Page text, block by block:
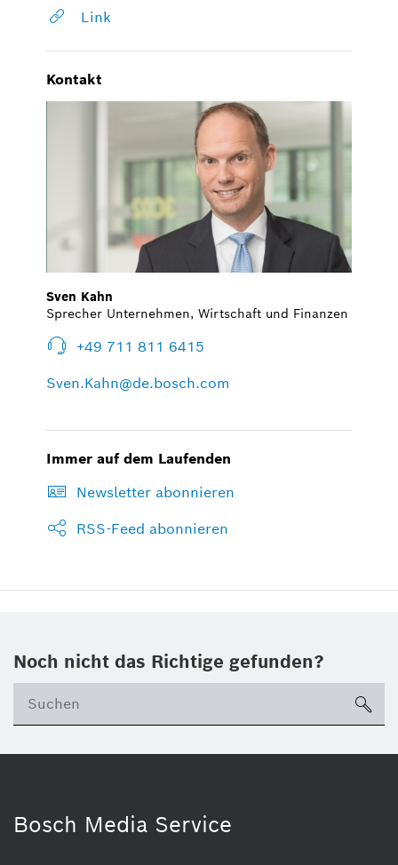
Link
Kontakt
Sven Kahn
Sprecher Unternehmen, Wirtschaft und Finanzen
+49 711 811 6415
Sven.Kahn@de.bosch.com
Immer auf dem Laufenden
Newsletter abonnieren
RSS-Feed abonnieren
Noch nicht das Richtige gefunden?
Bosch Media Service